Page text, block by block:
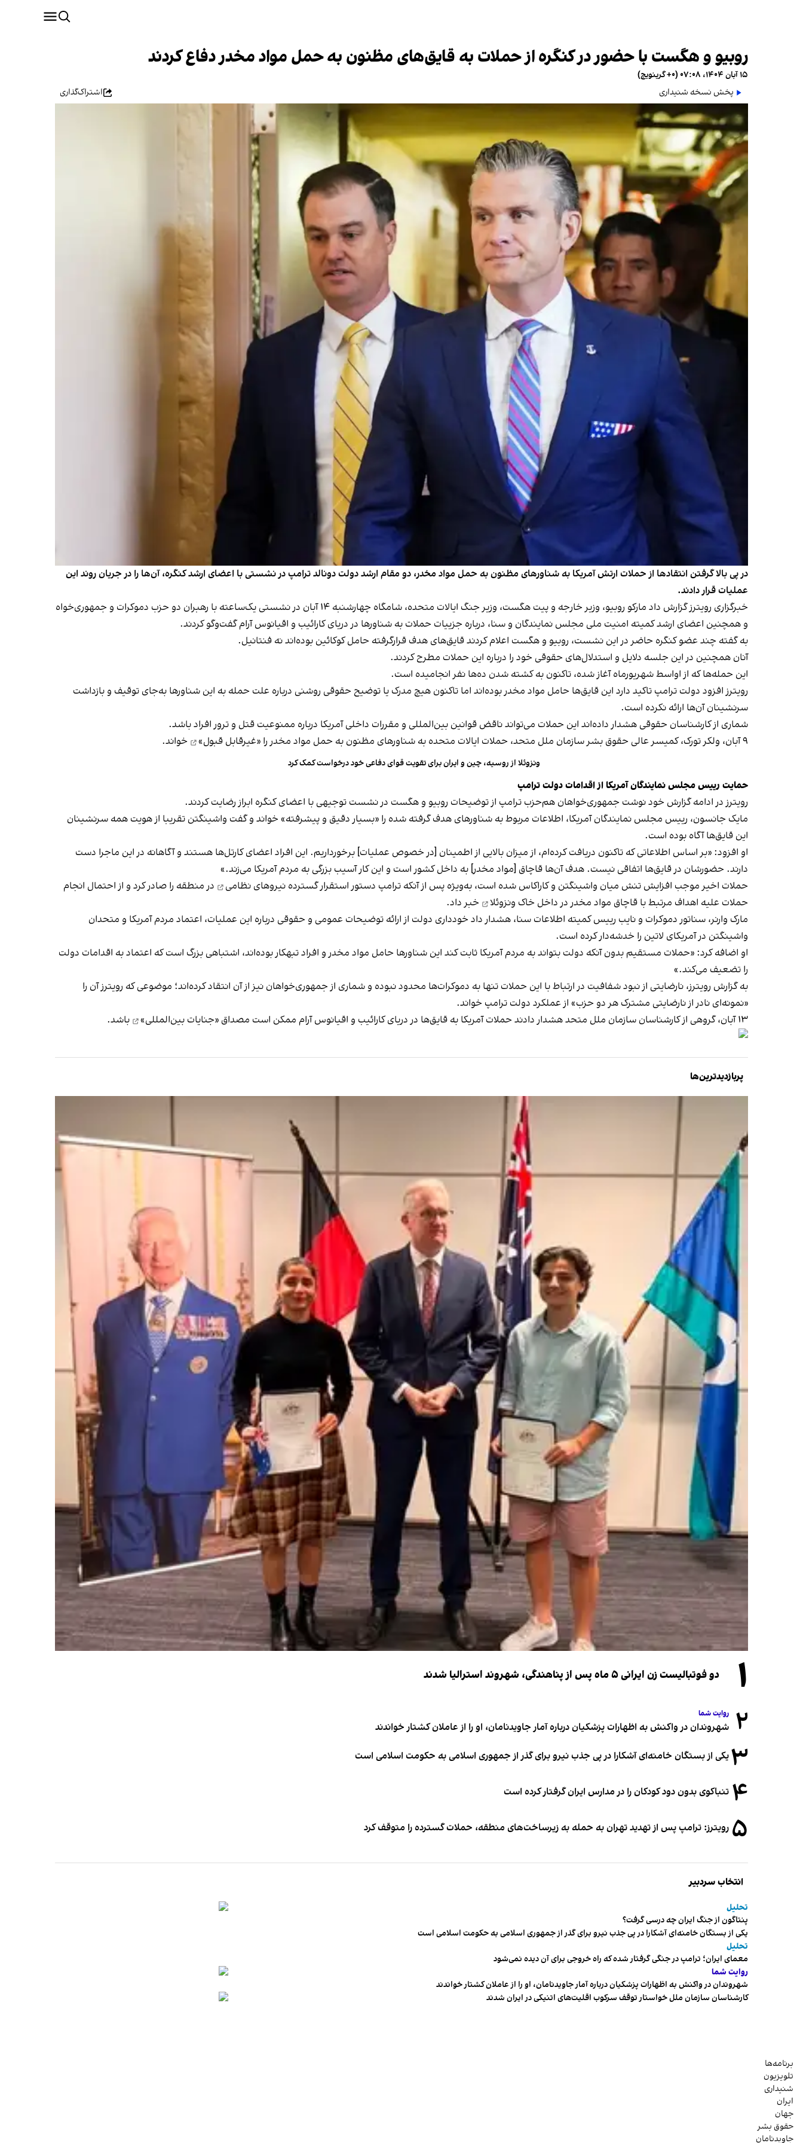
روبیو و هگست با حضور در کنگره از حملات به قایق‌های مظنون به حمل مواد مخدر دفاع کردند
۱۵ آبان ۱۴۰۴، ۰۷:۰۸ (‎+۰ گرینویچ)
پخش نسخه شنیداری
اشتراک‌گذاری
در پی بالا گرفتن انتقادها از حملات ارتش آمریکا به شناورهای مظنون به حمل مواد مخدر، دو مقام ارشد دولت دونالد ترامپ در نشستی با اعضای ارشد کنگره، آن‌ها را در جریان روند این
عملیات قرار دادند.
خبرگزاری رویترز گزارش داد مارکو روبیو، وزیر خارجه و پیت هگست، وزیر جنگ ایالات متحده، شامگاه چهارشنبه ۱۴ آبان در نشستی یک‌ساعته با رهبران دو حزب دموکرات و جمهوری‌خواه
و همچنین اعضای ارشد کمیته‌ امنیت ملی مجلس نمایندگان و سنا، درباره جزییات حملات به شناورها در دریای کارائیب و اقیانوس آرام گفت‌وگو کردند.
به گفته چند عضو کنگره حاضر در این نشست، روبیو و هگست اعلام کردند قایق‌های هدف‌ قرارگرفته حامل کوکائین بوده‌اند نه فنتانیل.
آنان همچنین در این جلسه دلایل و استدلال‌های حقوقی خود را درباره این حملات مطرح کردند.
این حمله‌ها که از اواسط شهریورماه آغاز شده، تاکنون به کشته شدن ده‌ها نفر انجامیده است.
رویترز افزود دولت ترامپ تاکید دارد این قایق‌ها حامل مواد مخدر بوده‌اند اما تاکنون هیچ مدرک یا توضیح حقوقی روشنی درباره علت حمله به این شناورها به‌جای توقیف و بازداشت
سرنشینان آن‌ها ارائه نکرده است.
شماری از کارشناسان حقوقی هشدار داده‌اند این حملات می‌تواند ناقض قوانین بین‌المللی و مقررات داخلی آمریکا درباره ممنوعیت قتل و ترور افراد باشد.
۹ آبان، ولکر تورک، کمیسر عالی حقوق بشر سازمان ملل متحد، حملات ایالات متحده به شناورهای مظنون به حمل مواد مخدر را
«غیرقابل قبول» خواند.
ونزوئلا از روسیه، چین و ایران برای تقویت قوای دفاعی خود درخواست کمک کرد
حمایت رییس مجلس نمایندگان آمریکا از اقدامات دولت ترامپ
رویترز در ادامه گزارش خود نوشت جمهوری‌خواهان هم‌حزب ترامپ از توضیحات روبیو و هگست در نشست توجیهی با اعضای کنگره ابراز رضایت کردند.
مایک جانسون، رییس مجلس نمایندگان آمریکا، اطلاعات مربوط به شناورهای هدف‌ گرفته شده را «بسیار دقیق و پیشرفته» خواند و گفت واشینگتن تقریبا از هویت همه سرنشینان
این قایق‌ها آگاه بوده است.
او افزود: «بر اساس اطلاعاتی که تاکنون دریافت کرده‌ام، از میزان بالایی از اطمینان [در خصوص عملیات] برخورداریم. این افراد اعضای کارتل‌ها هستند و آگاهانه در این ماجرا دست
دارند. حضورشان در قایق‌ها اتفاقی نیست. هدف آن‌ها قاچاق [مواد مخدر] به داخل کشور است و این کار آسیب بزرگی به مردم آمریکا می‌زند.»
حملات اخیر موجب افزایش تنش میان واشینگتن و کاراکاس شده است، به‌ویژه پس از آنکه ترامپ دستوراستقرار گسترده نیروهای نظامی
در منطقه را صادر کرد و از احتمال انجام
حملات علیه اهداف مرتبط با قاچاق مواد مخدر درداخل خاک ونزوئلا
خبر داد.
مارک وارنر، سناتور دموکرات و نایب رییس کمیته اطلاعات سنا، هشدار داد خودداری دولت از ارائه توضیحات عمومی و حقوقی درباره این عملیات، اعتماد مردم آمریکا و متحدان
واشینگتن در آمریکای لاتین را خدشه‌دار کرده است.
او اضافه کرد: «حملات مستقیم بدون آنکه دولت بتواند به مردم آمریکا ثابت کند این شناورها حامل مواد مخدر و افراد تبهکار بوده‌اند، اشتباهی بزرگ است که اعتماد به اقدامات دولت
را تضعیف می‌کند.»
به گزارش رویترز، نارضایتی از نبود شفافیت در ارتباط با این حملات تنها به دموکرات‌ها محدود نبوده و شماری از جمهوری‌خواهان نیز از آن انتقاد کرده‌اند؛ موضوعی که رویترز آن را
«نمونه‌ای نادر از نارضایتی مشترک هر دو حزب» از عملکرد دولت ترامپ خواند.
۱۳ آبان، گروهی از کارشناسان سازمان ملل متحد هشدار دادند حملات آمریکا به قایق‌ها در دریای کارائیب و اقیانوس آرام ممکن است مصداق
«جنایات بین‌المللی» باشد.
پربازدیدترین‌ها
۱ دو فوتبالیست زن ایرانی ۵ ماه پس از پناهندگی، شهروند استرالیا شدند
۲ روایت شما
شهروندان در واکنش به اظهارات پزشکیان درباره آمار جاویدنامان، او را از عاملان کشتار خواندند
۳یکی از بستگان خامنه‌ای آشکارا در پی جذب نیرو برای گذر از جمهوری اسلامی به حکومت اسلامی است
۴ تنباکوی بدون دود کودکان را در مدارس ایران گرفتار کرده است
۵ رویترز: ترامپ پس از تهدید تهران به حمله به زیرساخت‌های منطقه، حملات گسترده را متوقف کرد
انتخاب سردبیر
تحلیل
پنتاگون از جنگ ایران چه درسی گرفت؟
یکی از بستگان خامنه‌ای آشکارا در پی جذب نیرو برای گذر از جمهوری اسلامی به حکومت اسلامی است
تحلیل
معمای ایران؛ ترامپ در جنگی گرفتار شده که راه خروجی برای آن دیده نمی‌شود
روایت شما
شهروندان در واکنش به اظهارات پزشکیان درباره آمار جاویدنامان، او را از عاملان کشتار خواندند
کارشناسان سازمان ملل خواستار توقف سرکوب اقلیت‌های اتنیکی در ایران شدند
برنامه‌ها
تلویزیون
شنیداری
ایران
جهان
حقوق بشر
جاویدنامان